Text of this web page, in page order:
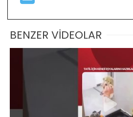
BENZER VİDEOLAR